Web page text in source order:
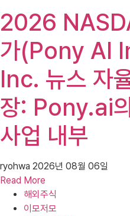
2026
가(Pony AI
Inc. 뉴스 자
장: Pony.ai
사업 내부
ryohwa 2026년 08월 06일
Read More
해외주식
이모저모